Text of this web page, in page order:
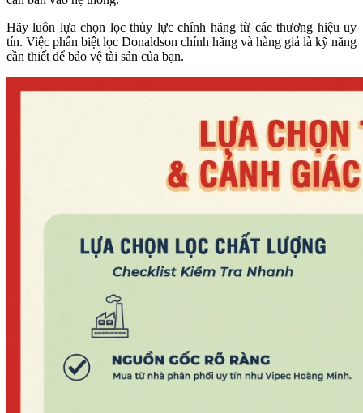
Hãy luôn lựa chọn lọc thủy lực chính hãng từ các thương hiệu uy
tín. Việc phân biệt lọc Donaldson chính hãng và hàng giả là kỹ năng
cần thiết để bảo vệ tài sản của bạn.